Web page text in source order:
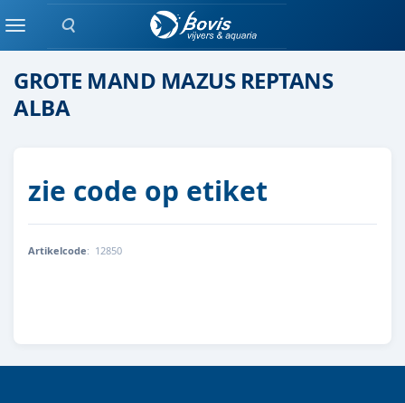
Zoeken
Menumoeras/waterplanten
GROTE MAND MAZUS REPTANS
ALBA
zie code op etiket
Artikelcode: 12850